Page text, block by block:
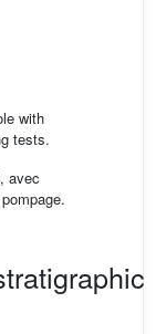
with
tests.
avec